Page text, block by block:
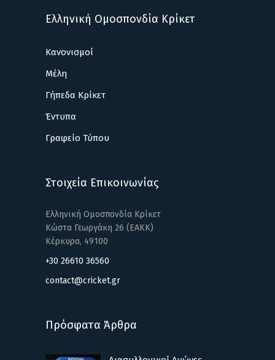
Ελληνική Ομοσπονδία Κρίκετ
Κανονισμοί
Μέλη
Γήπεδα Κρίκετ
Έντυπα
Γραφείο Τύπου
Στοιχεία Επικοινωνίας
Ελληνική Ομοσπονδία Κρίκετ
Κώστα Γεωργάκη 26 (ΕΑΚΚ)
Κέρκυρα, 49100
+30 26610 36560
contact@cricket.gr
Πρόσφατα Άρθρα